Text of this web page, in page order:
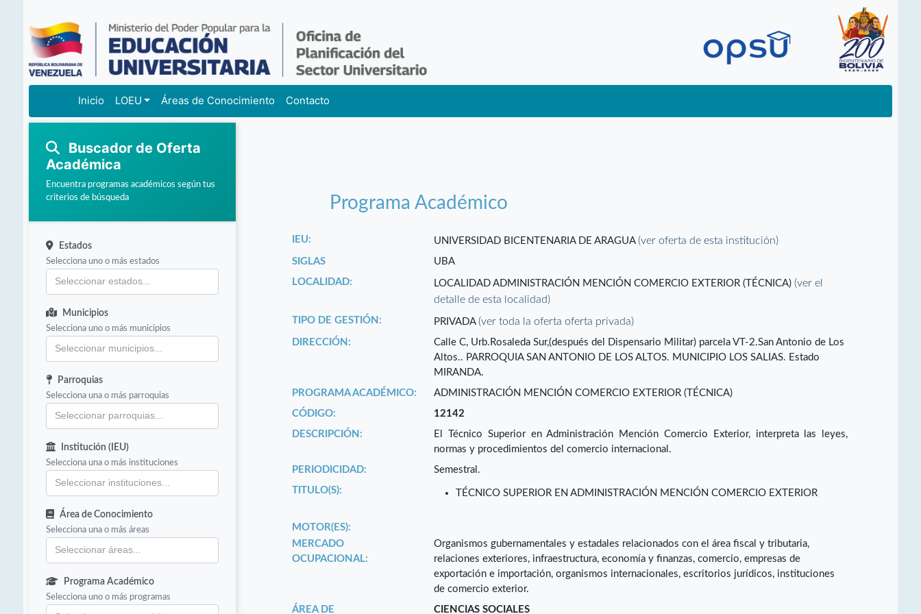
Inicio LOEU Áreas de Conocimiento Contacto
Buscador de Oferta
Académica
Encuentra programas académicos según tus
criterios de búsqueda
Estados
Selecciona uno o más estados
Municipios
Selecciona uno o más municipios
Parroquias
Selecciona una o más parroquias
Institución (IEU)
Selecciona una o más instituciones
Área de Conocimiento
Selecciona una o más áreas
Programa Académico
Selecciona uno o más programas
Programa Académico
IEU: UNIVERSIDAD BICENTENARIA DE ARAGUA(ver oferta de esta institución)
SIGLAS
UBA
LOCALIDAD:
LOCALIDAD ADMINISTRACIÓN MENCIÓN COMERCIO EXTERIOR (TÉCNICA)(ver el
detalle de esta localidad)
TIPO DE GESTIÓN: PRIVADA(ver toda la oferta oferta privada)
DIRECCIÓN:
Calle C, Urb.Rosaleda Sur,(después del Dispensario Militar) parcela VT-2.San Antonio de Los
Altos.. PARROQUIA SAN ANTONIO DE LOS ALTOS. MUNICIPIO LOS SALIAS. Estado
MIRANDA.
PROGRAMA ACADÉMICO:
ADMINISTRACIÓN MENCIÓN COMERCIO EXTERIOR (TÉCNICA)
CÓDIGO:
12142
DESCRIPCIÓN:
El Técnico Superior en Administración Mención Comercio Exterior, interpreta las leyes,
normas y procedimientos del comercio internacional.
PERIODICIDAD:
Semestral.
TITULO(S):
TÉCNICO SUPERIOR EN ADMINISTRACIÓN MENCIÓN COMERCIO EXTERIOR
MOTOR(ES):
MERCADO
OCUPACIONAL:
Organismos gubernamentales y estadales relacionados con el área fiscal y tributaria,
relaciones exteriores, infraestructura, economía y finanzas, comercio, empresas de
exportación e importación, organismos internacionales, escritorios jurídicos, instituciones
de comercio exterior.
ÁREA DE
CIENCIAS SOCIALES